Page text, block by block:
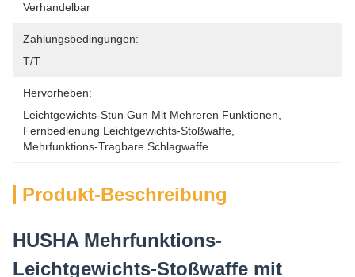
Verhandelbar
Zahlungsbedingungen:
T/T
Hervorheben:
Leichtgewichts-Stun Gun Mit Mehreren Funktionen
Fernbedienung Leichtgewichts-Stoßwaffe
Mehrfunktions-Tragbare Schlagwaffe
Produkt-Beschreibung
HUSHA Mehrfunktions-
Leichtgewichts-Stoßwaffe mit